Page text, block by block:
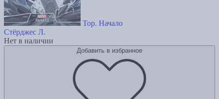
Тор. Начало
Стёрджес Л.
Нет в наличии
Добавить в избранное